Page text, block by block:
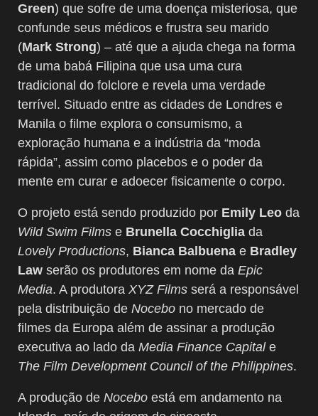
Green) que sofre de uma doença misteriosa, que
confunde seus médicos e frustra seu marido
(Mark Strong) – até que a ajuda chega na forma
de uma babá Filipina que usa uma cura
tradicional do folclore e revela uma verdade
terrível. Situado entre as cidades de Londres e
Manila o filme explora o consumismo, a
exploração humana e a indústria da “moda
rápida”, assim como placebos e o poder da
mente em curar e adoecer fisicamente o corpo.
O projeto está sendo produzido por Emily Leo da
Wild Swim Films e Brunella Cocchiglia da
Lovely Productions, Bianca Balbuena e Bradley
Law serão os produtores em nome da Epic
Media. A produtora XYZ Films será a responsável
pela distribuição de Nocebo no mercado de
filmes da Europa além de assinar a produção
executiva ao lado da Media Finance Capital e
The Film Development Council of the Philippines.
A produção de Nocebo está em andamento na